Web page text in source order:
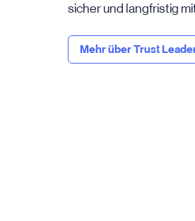
sicher und langfristig
Mehr über Trust